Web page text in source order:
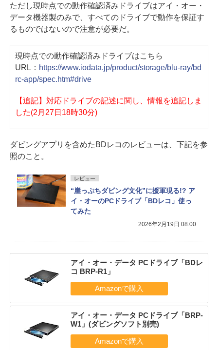
ただし現時点での動作確認済みドライブはアイ・オー・
データ機器製のみで、すべてのドライブで動作を保証す
るものではないので注意が必要だ。
現時点での動作確認済みドライブはこちら
URL： https://www.iodata.jp/product/storage/blu-ray/bd
rc-app/spec.htm#drive
【追記】対応ドライブの記述に関し、情報を追記しま
した(2月27日18時30分)
ダビングアプリを含めたBDレコのレビューは、下記を参
照のこと。
レビュー
“崖っぷちダビング文化”に援軍現る!? ア
イ・オーのPCドライブ「BDレコ」使っ
てみた
2026年2月19日 08:00
アイ・オー・データ PCドライブ「BDレ
コ BRP-R1」
アイ・オー・データ PCドライブ「BRP-
W1」(ダビングソフト別売)